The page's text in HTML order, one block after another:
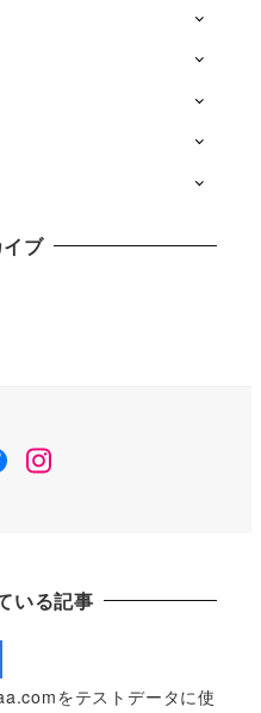
ブ
Facebook
Instagram
いる記事
をテストデータに使